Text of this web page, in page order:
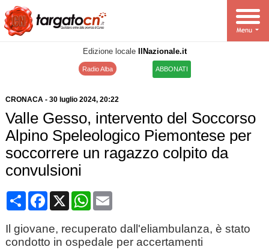
Edizione locale IlNazionale.it
Radio Alba ABBONATI
CRONACA- 30 luglio 2024, 20:22
Valle Gesso, intervento del Soccorso
Alpino Speleologico Piemontese per
soccorrere un ragazzo colpito da
convulsioni
CondividiFacebook
X WhatsApp
Email
Il giovane, recuperato dall'eliambulanza, è stato
condotto in ospedale per accertamenti